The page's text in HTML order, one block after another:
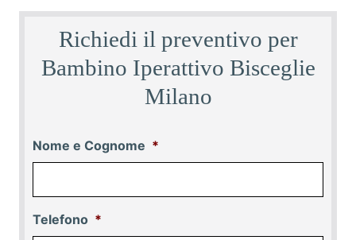
Richiedi il preventivo per
Bambino Iperattivo Bisceglie
Milano
Nome e Cognome *
Telefono *